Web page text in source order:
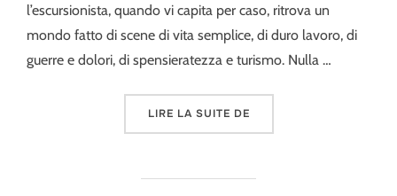
l’escursionista, quando vi capita per caso, ritrova un
mondo fatto di scene di vita semplice, di duro lavoro, di
guerre e dolori, di spensieratezza e turismo. Nulla …
LIRE LA SUITE DE« L’ARMA D’A STOIA –